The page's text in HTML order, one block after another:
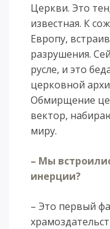
Церкви. Это
известная. К
Европу,
разрушения.
русле, и это
церковной
Обмирщение
вектор,
миру.
– Мы
инерции?
– Это первый